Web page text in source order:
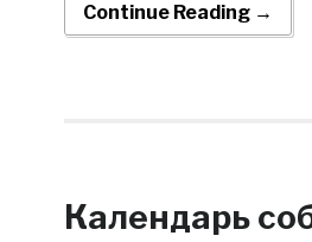
Continue Reading →
Календарь